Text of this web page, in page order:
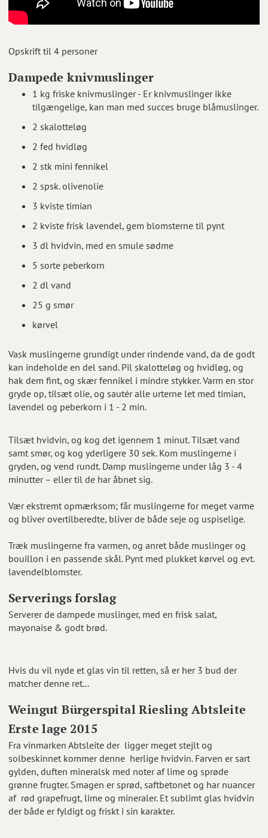
Opskrift til 4 personer
Dampede knivmuslinger
1 kg friske knivmuslinger - Er knivmuslinger ikke
tilgængelige, kan man med succes bruge blåmuslinger.
2 skalotteløg
2 fed hvidløg
2 stk mini fennikel
2 spsk. olivenolie
3 kviste timian
2 kviste frisk lavendel, gem blomsterne til pynt
3 dl hvidvin, med en smule sødme
5 sorte peberkorn
2 dl vand
25 g smør
kørvel
Vask muslingerne grundigt under rindende vand, da de godt
kan indeholde en del sand. Pil skalotteløg og hvidløg, og
hak dem fint, og skær fennikel i mindre stykker. Varm en stor
gryde op, tilsæt olie, og sautér alle urterne let med timian,
lavendel og peberkorn i 1 - 2 min.
Tilsæt hvidvin, og kog det igennem 1 minut. Tilsæt vand
samt smør, og kog yderligere 30 sek. Kom muslingerne i
gryden, og vend rundt. Damp muslingerne under låg 3 - 4
minutter – eller til de har åbnet sig.
Vær ekstremt opmærksom; får muslingerne for meget varme
og bliver overtilberedte, bliver de både seje og uspiselige.
Træk muslingerne fra varmen, og anret både muslinger og
bouillon i en passende skål. Pynt med plukket kørvel og evt.
lavendelblomster.
Serverings forslag
Serverer de dampede muslinger, med en frisk salat,
mayonaise & godt brød.
Hvis du vil nyde et glas vin til retten, så er her 3 bud der
matcher denne ret...
Weingut Bürgerspital Riesling Abtsleite
Erste lage 2015
Fra vinmarken Abtsleite der ligger meget stejlt og
solbeskinnet kommer denne herlige hvidvin. Farven er sart
gylden, duften mineralsk med noter af lime og sprøde
grønne frugter. Smagen er sprød, saftbetonet og har nuancer
af rød grapefrugt, lime og mineraler. Et sublimt glas hvidvin
der både er fyldigt og friskt i sin karakter.